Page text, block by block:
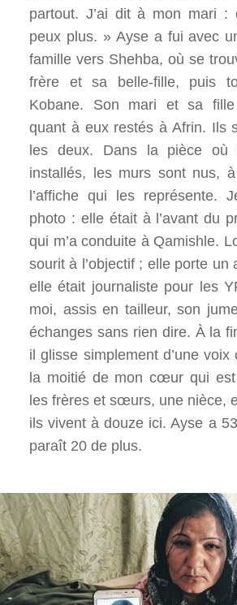
partout. J’ai dit à mon mari :
peux plus. » Ayse a fui avec
famille vers Shehba, où se
frère et sa belle-fille, puis
Kobane. Son mari et sa
quant à eux restés à Afrin. Ils
les deux. Dans la pièce où
installés, les murs sont nus, à
l’affiche qui les représente.
photo : elle était à l’avant du
qui m’a conduite à Qamishle.
sourit à l’objectif ; elle porte un
elle était journaliste pour les
moi, assis en tailleur, son
échanges sans rien dire. À la
il glisse simplement d’une voix
la moitié de mon cœur qui
les frères et sœurs, une nièce,
ils vivent à douze ici. Ayse a
paraît 20 de plus.